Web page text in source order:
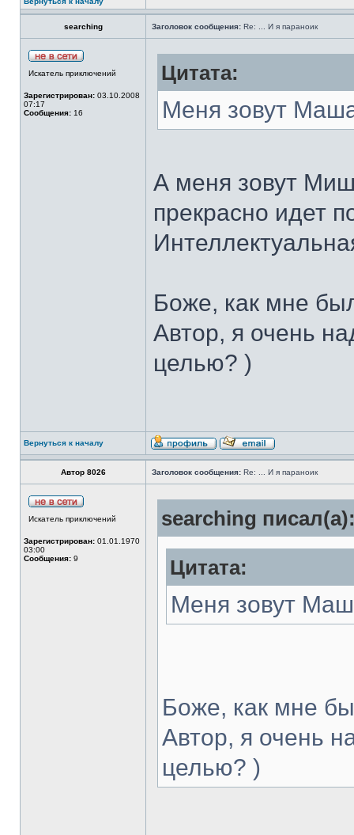
searching Заголовок сообщения: Re: ... И я параноик
Искатель приключений
Зарегистрирован: 03.10.2008
07:17
Сообщения: 16
Цитата:
Меня зовут
А меня зовут
прекрасно идет
Боже, как мне
Автор, я очень
целью? )
Вернуться к началу
Автор 8026 Заголовок сообщения: Re: ... И я параноик
Искатель приключений
Зарегистрирован: 01.01.1970
03:00
Сообщения: 9
searching
Цитата:
Меня зовут
Боже, как мне
Автор, я очень
целью? )